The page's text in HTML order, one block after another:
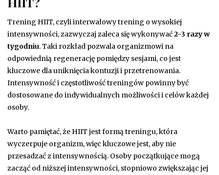
Trening HIIT, czyli interwałowy trening o wysokiej
intensywności, zazwyczaj zaleca się wykonywać2-3 razy w
tygodniu. Taki rozkład pozwala organizmowi na
odpowiednią regenerację pomiędzy sesjami, co jest
kluczowe dla uniknięcia kontuzji i przetrenowania.
Intensywność i częstotliwość treningów powinny być
dostosowane do indywidualnych możliwości i celów każdej
osoby.
Warto pamiętać, że HIIT jest formą treningu, która
wyczerpuje organizm, więc kluczowe jest, aby nie
przesadzać z intensywnością. Osoby początkujące mogą
zacząć od niższej intensywności, stopniowo zwiększając jej